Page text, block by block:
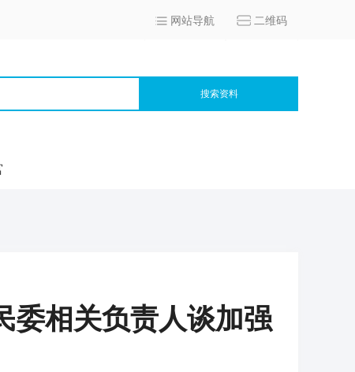
网站导航 二维码
搜索资料
相关负责人谈加强